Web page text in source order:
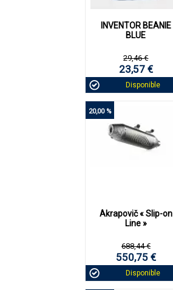
INVENTOR BEANIE
BLUE
29,46 €
23,57 €
Disponible
20,00 %
Akrapovič « Slip-on
Line »
688,44 €
550,75 €
Disponible